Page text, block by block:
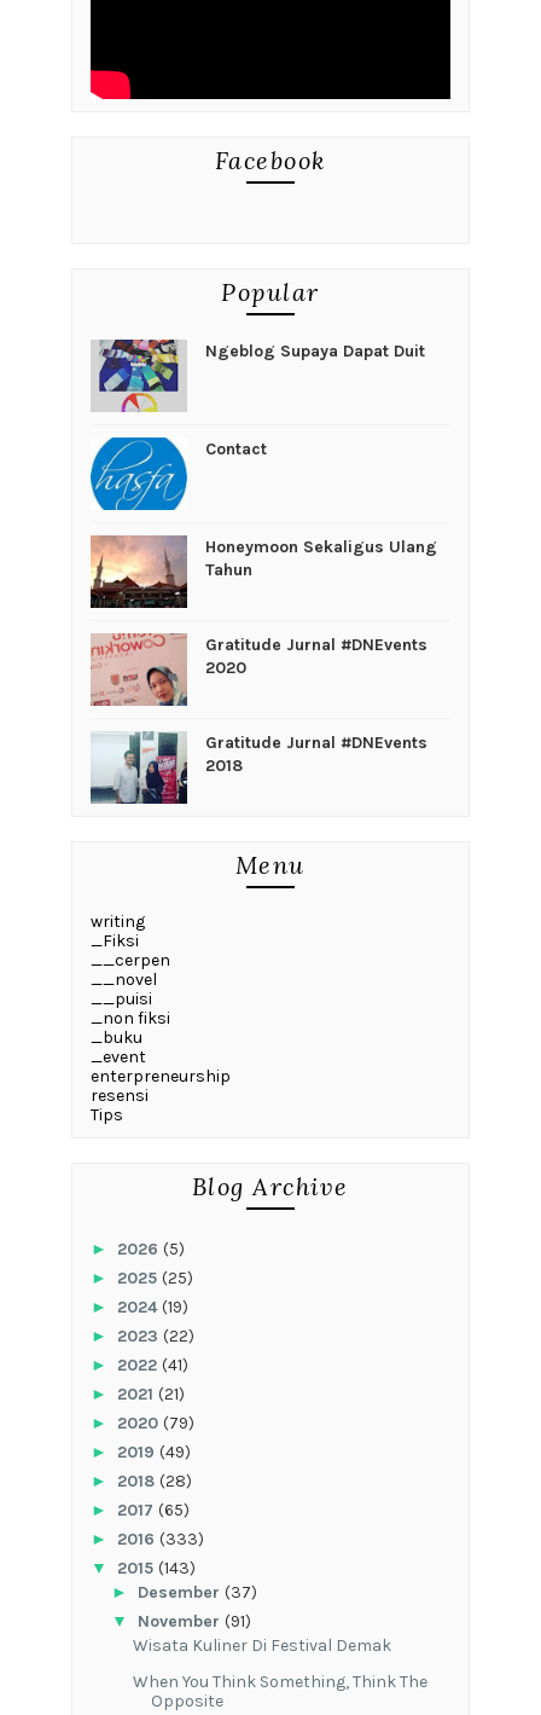
Facebook
Popular
Ngeblog Supaya Dapat Duit
Contact
Honeymoon Sekaligus Ulang
Tahun
Gratitude Jurnal #DNEvents
2020
Gratitude Jurnal #DNEvents
2018
Menu
writing
_Fiksi
__cerpen
__novel
__puisi
_non fiksi
_buku
_event
enterpreneurship
resensi
Tips
Blog Archive
► 2026 (5)
► 2025 (25)
► 2024(19)
► 2023 (22)
► 2022 (41)
► 2021 (21)
► 2020 (79)
► 2019 (49)
► 2018 (28)
► 2017 (65)
► 2016 (333)
▼ 2015 (143)
► Desember (37)
▼ November (91)
Wisata Kuliner Di Festival Demak
When You Think Something, Think The
Opposite